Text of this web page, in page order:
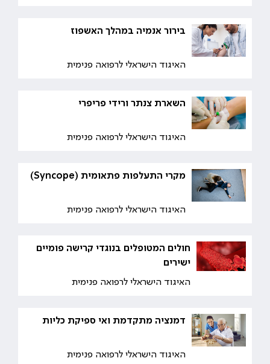
בירור אנמיה במהלך האשפוז
האיגוד הישראלי לרפואה פנימית
השארת צנתר ורידי פריפרי
האיגוד הישראלי לרפואה פנימית
מקרי התעלפות פתאומית (Syncope)
האיגוד הישראלי לרפואה פנימית
חולים המטופלים בנוגדי קרישה פומיים
ישירים
האיגוד הישראלי לרפואה פנימית
דמנציה מתקדמת ואי ספיקת כליות
האיגוד הישראלי לרפואה פנימית